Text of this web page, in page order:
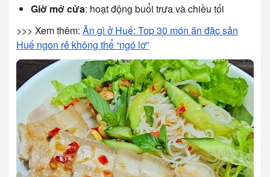
Giờ mở cửa: hoạt động buổi trưa và chiều tối
>>> Xem thêm: Ăn gì ở Huế: Top 30 món ăn đặc sản
Huế ngon rẻ không thể “ngó lơ”